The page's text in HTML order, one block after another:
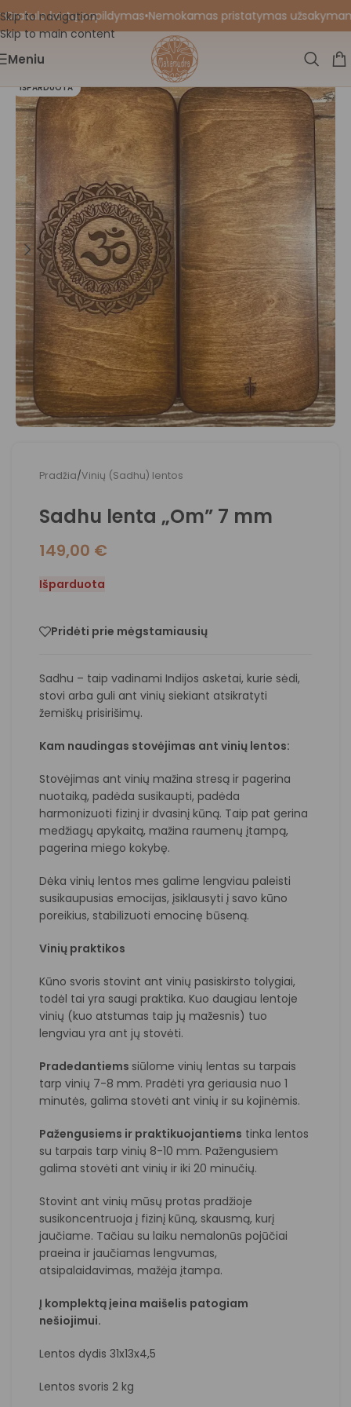
Skip to navigation
Skip to main content
kortų papildymas•Nemokamas pristatymas
Meniu
IŠPARDUOTA
Pradžia/Vinių (Sadhu) lentos
Sadhu lenta „Om” 7 mm
149,00 €
Išparduota
Pridėti prie mėgstamiausių
Sadhu – taip vadinami Indijos asketai, kurie sėdi,
stovi arba guli ant vinių siekiant atsikratyti
žemiškų prisirišimų.
Kam naudingas stovėjimas ant vinių lentos:
Stovėjimas ant vinių mažina stresą ir pagerina
nuotaiką, padėda susikaupti, padėda
harmonizuoti fizinį ir dvasinį kūną. Taip pat gerina
medžiagų apykaitą, mažina raumenų įtampą,
pagerina miego kokybę.
Dėka vinių lentos mes galime lengviau paleisti
susikaupusias emocijas, įsiklausyti į savo kūno
poreikius, stabilizuoti emocinę būseną.
Vinių praktikos
Kūno svoris stovint ant vinių pasiskirsto tolygiai,
todėl tai yra saugi praktika. Kuo daugiau lentoje
vinių (kuo atstumas taip jų mažesnis) tuo
lengviau yra ant jų stovėti.
Pradedantiems siūlome vinių lentas su tarpais
tarp vinių 7-8 mm. Pradėti yra geriausia nuo 1
minutės, galima stovėti ant vinių ir su kojinėmis.
Pažengusiems ir praktikuojantiems tinka lentos
su tarpais tarp vinių 8-10 mm. Pažengusiem
galima stovėti ant vinių ir iki 20 minučių.
Stovint ant vinių mūsų protas pradžioje
susikoncentruoja į fizinį kūną, skausmą, kurį
jaučiame. Tačiau su laiku nemalonūs pojūčiai
praeina ir jaučiamas lengvumas,
atsipalaidavimas, mažėja įtampa.
Į komplektą įeina maišelis patogiam
nešiojimui.
Lentos dydis 31x13x4,5
Lentos svoris 2 kg